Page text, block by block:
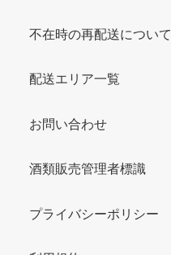
不在時の再配送について
配送エリア一覧
お問い合わせ
酒類販売管理者標識
プライバシーポリシー